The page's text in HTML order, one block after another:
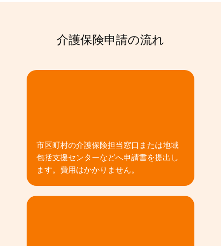
介護保険申請の流れ
市区町村の介護保険担当窓口または地域
包括支援センターなどへ申請書を提出し
ます。費用はかかりません。